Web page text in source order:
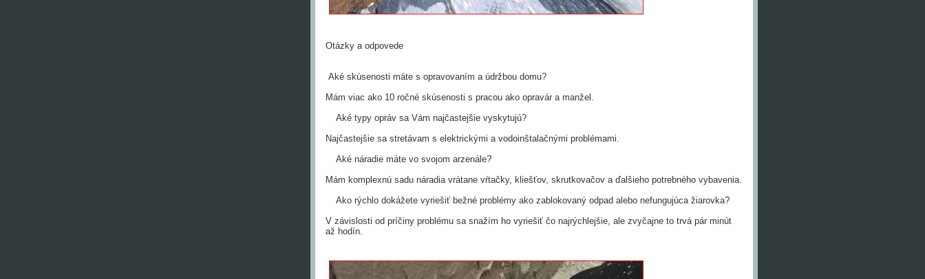
Otázky a odpovede
Aké skúsenosti máte s opravovaním a údržbou domu?
Mám viac ako 10 ročné skúsenosti s pracou ako opravár a manžel.
Aké typy opráv sa Vám najčastejšie vyskytujú?
Najčastejšie sa stretávam s elektrickými a vodoinštalačnými problémami.
Aké náradie máte vo svojom arzenále?
Mám komplexnú sadu náradia vrátane vŕtačky, kliešťov, skrutkovačov a ďalšieho potrebného vybavenia.
Ako rýchlo dokážete vyriešiť bežné problémy ako zablokovaný odpad alebo nefungujúca žiarovka?
V závislosti od príčiny problému sa snažím ho vyriešiť čo najrýchlejšie, ale zvyčajne to trvá pár minút
až hodín.